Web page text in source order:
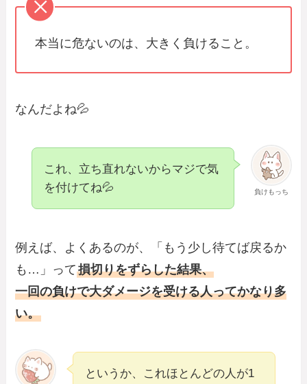
本当に危ないのは、大きく負けること。
なんだよね💦
負けもっち
これ、立ち直れないからマジで気
を付けてね💦
例えば、よくあるのが、「もう少し待てば戻るか
も…」って損切りをずらした結果、
一回の負けで大ダメージを受ける人ってかなり多
い。
というか、これほとんどの人が1